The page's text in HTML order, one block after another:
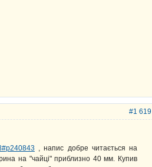
#1 619
, напис добре читається на
на "чайці" приблизно 40 мм. Купив